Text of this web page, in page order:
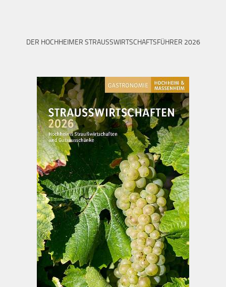
DER HOCHHEIMER STRAUSSWIRTSCHAFTSFÜHRER 2026